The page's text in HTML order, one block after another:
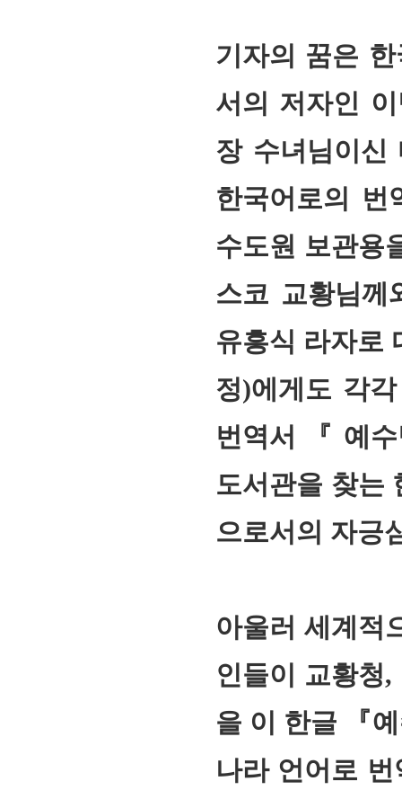
기자의 꿈은
서의 저자인
장 수녀님이
한국어로의
수도원 보관용
스코 교황님
유흥식 라자로
정)에게도 각
번역서 『 예
도서관을 찾는
으로서의 자긍
아울러 세계적
인들이 교황청
을 이 한글 『
나라 언어로